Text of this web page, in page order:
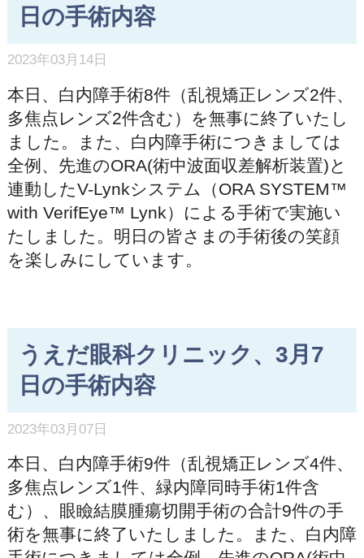
日の手術内容
2023年03月14日
本日、白内障手術8件（乱視矯正レンズ2件、
多焦点レンズ2件含む）を無事に終了いたし
ました。また、白内障手術につきましては
全例、先進のORA(術中波面収差解析装置)と
連動したV-Lynkシステム（ORA SYSTEM™
with VerifEye™ Lynk）による手術で実施い
たしました。明日の皆さまの手術後の笑顔
を楽しみにしています。
うえだ眼科クリニック、3月7
日の手術内容
2023年03月07日
本日、白内障手術9件（乱視矯正レンズ4件、
多焦点レンズ1件、緑内障同時手術1件含
む）、眼瞼結膜腫瘍切開手術の合計9件の手
術を無事に終了いたしました。また、白内障